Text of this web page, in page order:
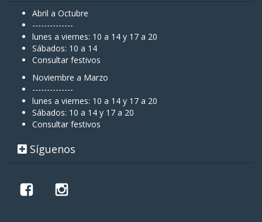
Abril a Octubre
--------------
lunes a viernes: 10 a 14 y 17 a 20
Sábados: 10 a 14
Consultar festivos
Noviembre a Marzo
--------------
lunes a viernes: 10 a 14 y 17 a 20
Sábados: 10 a 14 y 17 a 20
Consultar festivos
Síguenos